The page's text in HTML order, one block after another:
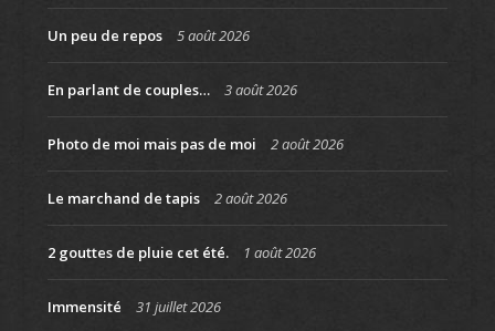
Un peu de repos 5 août 2026
En parlant de couples… 3 août 2026
Photo de moi mais pas de moi 2 août 2026
Le marchand de tapis 2 août 2026
2 gouttes de pluie cet été. 1 août 2026
Immensité 31 juillet 2026